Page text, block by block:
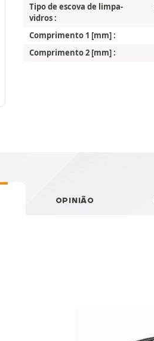
Tipo de escova de limpa-
vidros :
Comprimento 1 [mm] :
Comprimento 2 [mm] :
OPINIÃO